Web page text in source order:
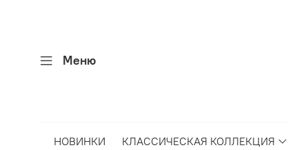
Меню
НОВИНКИ КЛАССИЧЕСКАЯ КОЛЛЕКЦИЯ